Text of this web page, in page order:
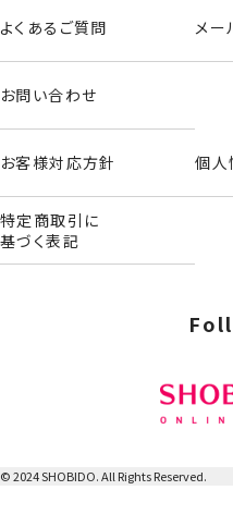
よくあるご質問 メー
お問い合わせ
お客様対応方針 個人
特定商取引に
基づく表記
© 2024 SHOBIDO. All Rights Reserved.